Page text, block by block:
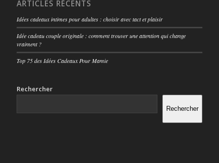
ARTICLES RÉCENTS
Idées cadeaux intimes pour adultes : choisir avec tact et plaisir
Idée cadeau couple originale : comment trouver une attention qui change
vraiment ?
Top 75 des Idées Cadeaux Pour Mamie
Rechercher
Rechercher